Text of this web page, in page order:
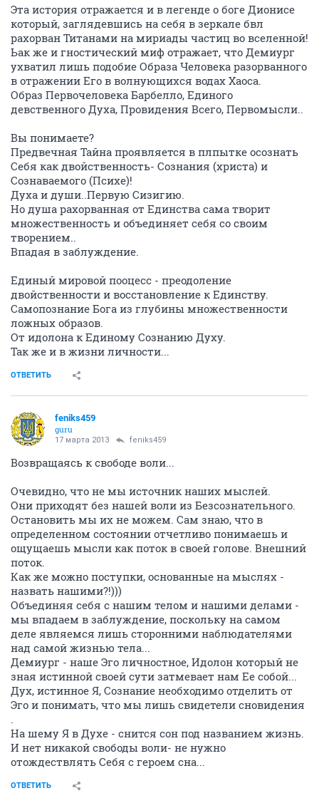
Эта история отражается и в легенде о боге Дионисе
который, заглядевшись на себя в зеркале бвл
рахорван Титанами на мириады частиц во вселенной!
Ьак же и гностический миф отражает, что Демиург
ухватил лишь подобие Образа Человека разорванного
в отражении Его в волнующихся водах Хаоса.
Образ Первочеловека Барбелло, Единого
девственного Духа, Провидения Всего, Первомысли..
Вы понимаете?
Предвечная Тайна проявляется в плпытке осознать
Себя как двойственность- Сознания (христа) и
Сознаваемого (Психе)!
Духа и души..Первую Сизигию.
Но душа рахорванная от Единства сама творит
множественность и объединяет себя со своим
творением..
Впадая в заблуждение.
Единый мировой пооцесс - преодоление
двойственности и восстановление к Единству.
Самопознание Бога из глубины множественности
ложных образов.
От идолона к Единому Сознанию Духу.
Так же и в жизни личности...
ОТВЕТИТЬ
feniks459
guru
17 марта 2013 feniks459
Возвращаясь к свободе воли...
Очевидно, что не мы источник наших мыслей.
Они приходят без нашей воли из Безсознательного.
Остановить мы их не можем. Сам знаю, что в
определенном состоянии отчетливо понимаешь и
ощущаешь мысли как поток в своей голове. Внешний
поток.
Как же можно поступки, основанные на мыслях -
назвать нашими?!)))
Объединяя себя с нашим телом и нашими делами -
мы впадаем в заблуждение, поскольку на самом
деле являемся лишь сторонними наблюдателями
над самой жизнью тела...
Демиург - наше Эго личностное, Идолон который не
зная истинной своей сути затмевает нам Ее собой...
Дух, истинное Я, Сознание необходимо отделить от
Эго и понимать, что мы лишь свидетели сновидения
.
На шему Я в Духе - снится сон под названием жизнь.
И нет никакой свободы воли- не нужно
отождествлять Себя с героем сна...
ОТВЕТИТЬ